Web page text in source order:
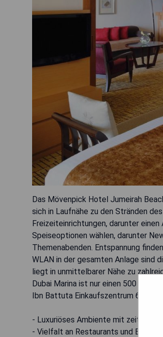
Das Mövenpick Hotel Jumeirah
sich in Laufnähe zu den Stränden
Freizeiteinrichtungen, darunter
Speiseoptionen wählen, darunter
Themenabenden. Entspannung
WLAN in der gesamten Anlage sind
liegt in unmittelbarer Nähe zu
Dubai Marina ist nur einen 500
Ibn Battuta Einkaufszentrum 6,2 km
- Luxuriöses Ambiente mit
- Vielfalt an Restaurants und Bars